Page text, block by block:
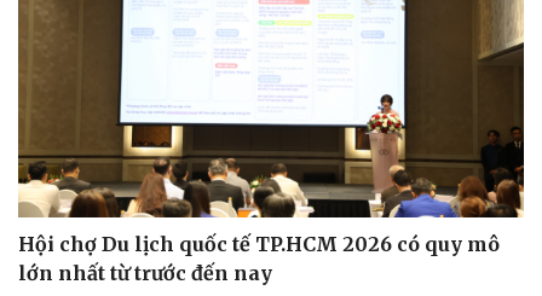
Sân khấu - Điện ảnh
Văn học
Âm nhạc
Di sản
Nghệ sĩ
Thời trang
Sao Việt
Hội chợ Du lịch quốc tế TP.HCM 2026 có quy mô
lớn nhất từ trước đến nay